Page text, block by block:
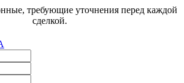
требующие уточнения перед каждой
сделкой.